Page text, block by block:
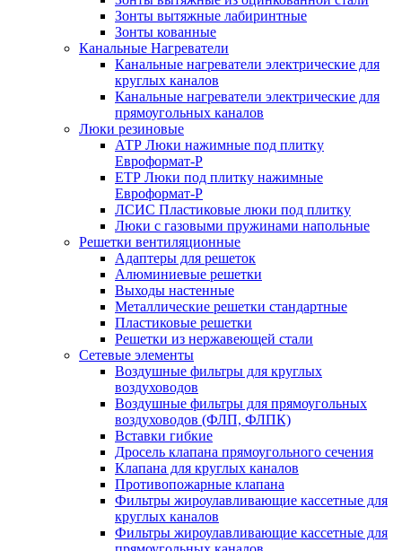
Зонты вытяжные лабиринтные
Зонты кованные
Канальные Нагреватели
Канальные нагреватели электрические для
круглых каналов
Канальные нагреватели электрические для
прямоугольных каналов
Люки резиновые
АТР Люки нажимные под плитку
Евроформат-Р
ЕТР Люки под плитку нажимные
Евроформат-Р
ЛСИС Пластиковые люки под плитку
Люки с газовыми пружинами напольные
Решетки вентиляционные
Адаптеры для решеток
Алюминиевые решетки
Выходы настенные
Металлические решетки стандартные
Пластиковые решетки
Решетки из нержавеющей стали
Сетевые элементы
Воздушные фильтры для круглых
воздуховодов
Воздушные фильтры для прямоугольных
воздуховодов (ФЛП, ФЛПК)
Вставки гибкие
Дросель клапана прямоугольного сечения
Клапана для круглых каналов
Противопожарные клапана
Фильтры жироулавливающие кассетные для
круглых каналов
Фильтры жироулавливающие кассетные для